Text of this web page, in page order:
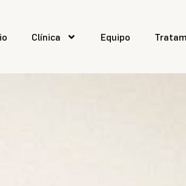
Clínica Equipo